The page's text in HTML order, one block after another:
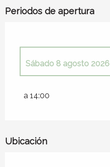
Periodos de apertura
Sábado 4 julio 2026
Sábado 8 agosto 2026
a 14:00
Ubicación